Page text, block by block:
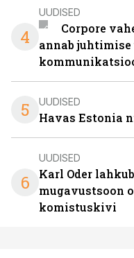
4
UUDISED
Corpore
annab juhtimise
5 UUDISED
Havas Estonia
6
UUDISED
Karl Oder
mugavustsoon
komistuskivi